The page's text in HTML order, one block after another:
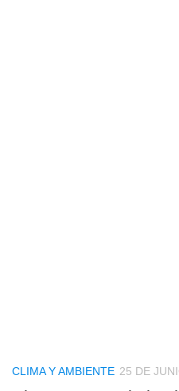
CLIMA Y AMBIENTE 25 DE